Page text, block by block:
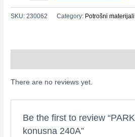
SKU:230062 Category: Potrošni materijali
There are no reviews yet.
Be the first to review
konusna 240A”